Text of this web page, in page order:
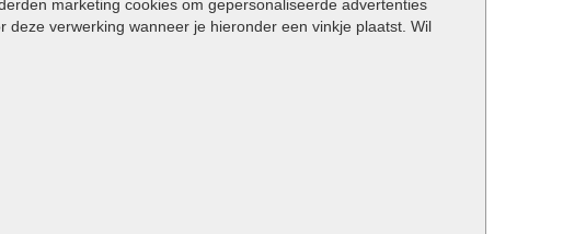
marketing cookies om gepersonaliseerde advertenties
verwerking wanneer je hieronder een vinkje plaatst. Wil
Traptreden tuin